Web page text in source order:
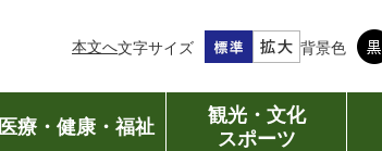
本文へ文字サイズ 背景色
医療・健康・福祉
観光・文化
スポーツ